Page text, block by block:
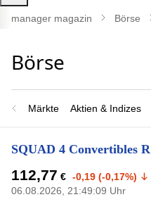
öffnen
manager magazin Börse
Märkte Aktien & Indizes
SQUAD 4 Convertibles R
112,77 € -0,19 (-0,17%)
06.08.2026, 21:49:09 Uhr